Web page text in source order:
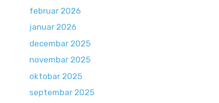
februar 2026
januar 2026
decembar 2025
novembar 2025
oktobar 2025
septembar 2025